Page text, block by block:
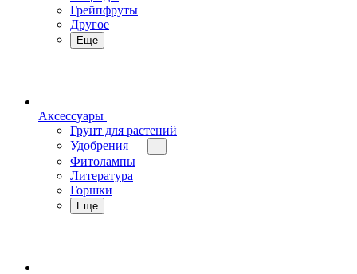
Грейпфруты
Другое
Еще
Аксессуары
Грунт для растений
Удобрения
Фитолампы
Литература
Горшки
Еще